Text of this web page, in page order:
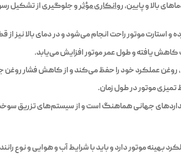
روانکاری مؤثرو جلوگیری از تشکیل
و استارت موتور راحت انجام می‌شود و در دمای بالا نیز
یافته و طول عمر موتور افزایش می‌یابد.
روغن عملکرد خود را حفظ می‌کند و از کاهش فشار
موتور در طول زمان.